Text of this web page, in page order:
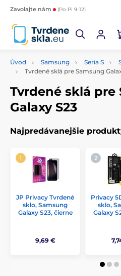
Zavolajte nám (Po-Pi 9-12)
Úvod Samsung Seria S
Tvrdené sklá pre Samsung
Tvrdené sklá pre
Galaxy S23
Najpredávanejšie
JP Privacy Tvrdené
sklo, Samsung
Galaxy S23, čierne
9,69 €
Privacy
sklo,
Galaxy